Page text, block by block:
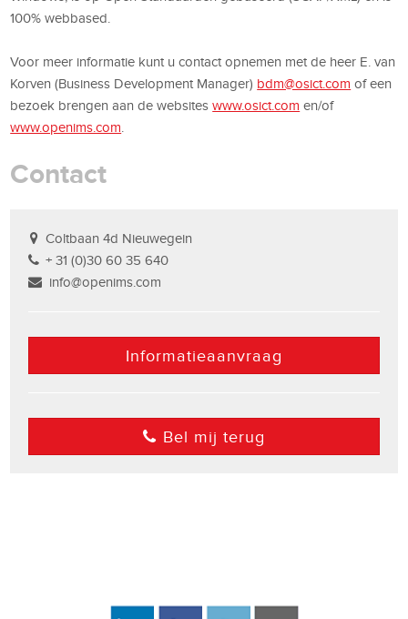
100% webbased.
Voor meer informatie kunt u contact opnemen met de heer E. van
Korven (Business Development Manager) bdm@osict.com of een
bezoek brengen aan de websiteswww.osict.com en/of
www.openims.com
Contact
Coltbaan 4d Nieuwegein
+ 31 (0)30 60 35 640
info@openims.com
Informatieaanvraag
Bel mij terug